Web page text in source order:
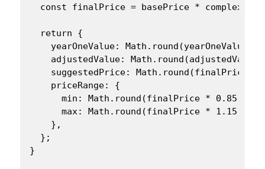
const finalPrice = basePrice *
  return {
    yearOneValue: Math.round(yearOneValue),
adjustedValue:
suggestedPrice: Math.round(finalPrice /
    priceRange: {
min: Math.round(finalPrice * 0.85 /
max: Math.round(finalPrice * 1.15 /
    },
  };
}